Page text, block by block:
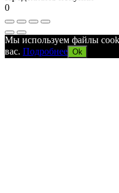
0
Мы используем файлы
вас. Подробнее Ok